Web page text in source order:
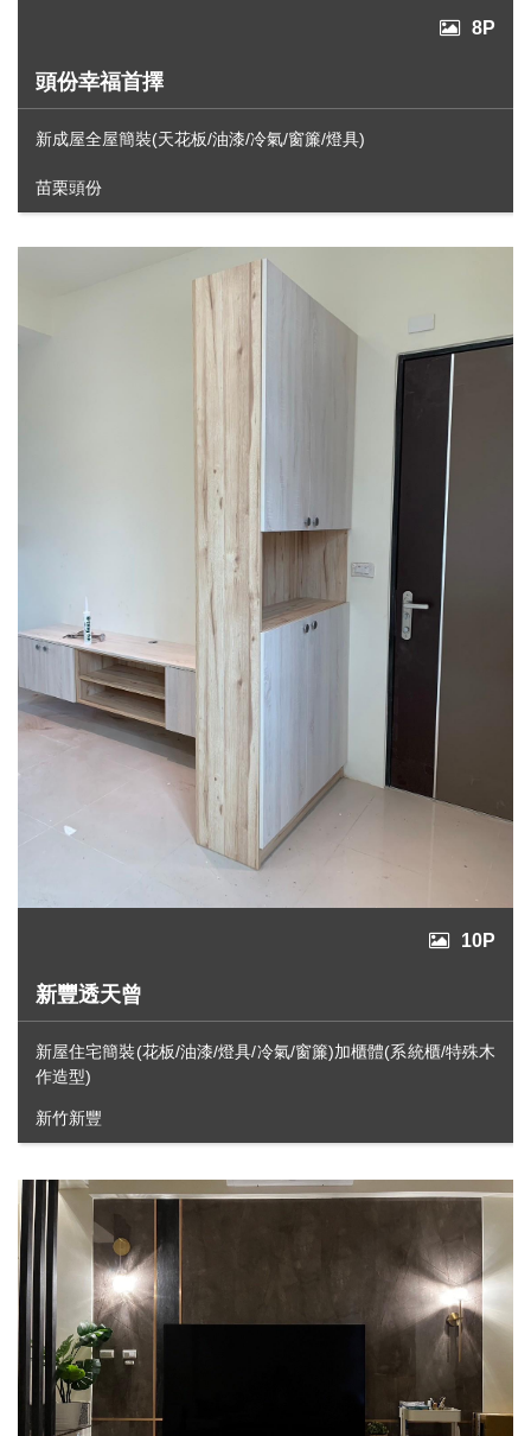
8P
頭份幸福首擇
新成屋全屋簡裝(天花板/油漆/冷氣/窗簾/燈具)
苗栗頭份
10P
新豐透天曾
新屋住宅簡裝(花板/油漆/燈具/冷氣/窗簾)加櫃體(系統櫃/特殊木
作造型)
新竹新豐